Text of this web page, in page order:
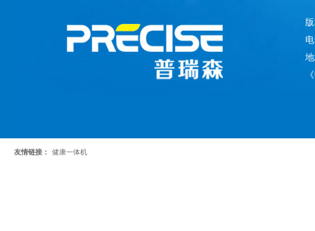
友情链接： 健康一体机